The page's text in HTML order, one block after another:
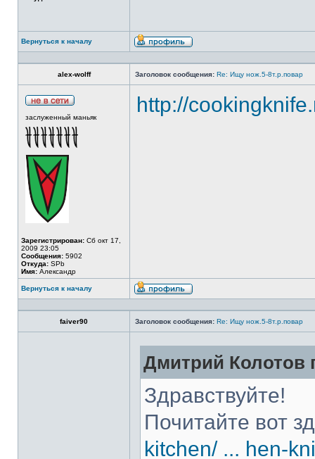
Вернуться к началу
alex-wolff Заголовок сообщения: Re: Ищу нож.5-8т.р.повар
заслуженный маньяк
Зарегистрирован: Сб окт 17,
2009 23:05
Сообщения: 5902
Откуда: SPb
Имя: Александр
http://
Вернуться к началу
faiver90 Заголовок сообщения: Re: Ищу нож.5-8т.р.повар
Дмитрий Колотов
Здравствуйте!
Почитайте вот
kitchen/ ... hen-